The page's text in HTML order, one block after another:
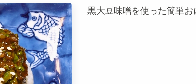
黒大豆味噌を使った簡単お